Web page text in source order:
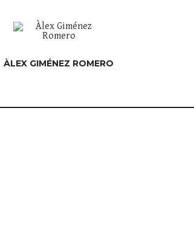
ÀLEX GIMÉNEZ ROMERO